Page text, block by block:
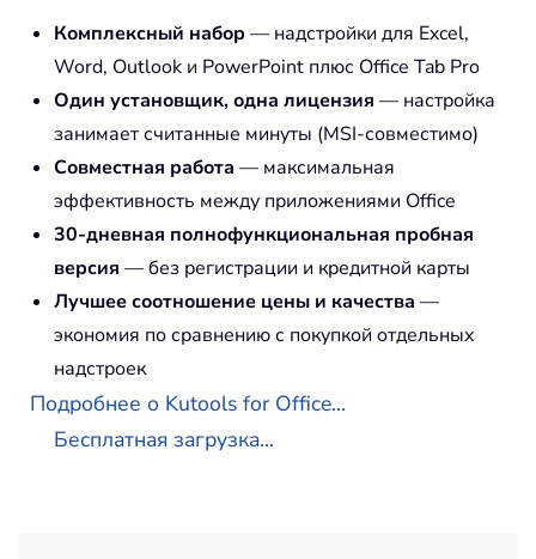
Комплексный набор — надстройки для Excel,
Word, Outlook и PowerPoint плюс Office Tab Pro
Один установщик, одна лицензия — настройка
занимает считанные минуты (MSI-совместимо)
Совместная работа — максимальная
эффективность между приложениями Office
30-дневная полнофункциональная пробная
версия — без регистрации и кредитной карты
Лучшее соотношение цены и качества —
экономия по сравнению с покупкой отдельных
надстроек
Подробнее о Kutools for Office...
Бесплатная загрузка...